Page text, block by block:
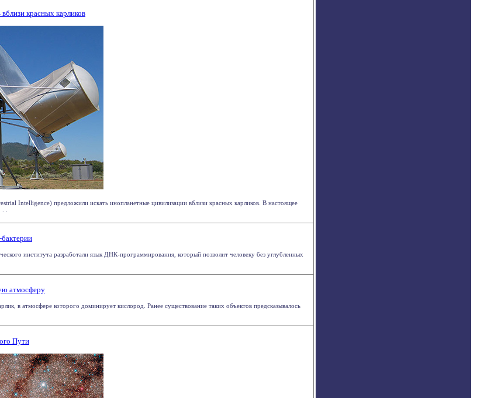
красных карликов
Intelligence) предложили искать инопланетные цивилизации вблизи красных карликов. В настоящее
.
института разработали язык ДНК-программирования, который позволит человеку без углубленных
атмосферу
в атмосфере которого доминирует кислород. Ранее существование таких объектов предсказывалось
Пути